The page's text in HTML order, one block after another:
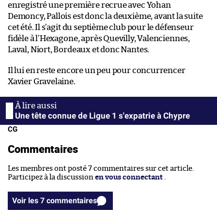
enregistré une première recrue avec Yohan
Demoncy, Pallois est donc la deuxième, avant la suite
cet été. Il s’agit du septième club pour le défenseur
fidèle à l’Hexagone, après Quevilly, Valenciennes,
Laval, Niort, Bordeaux et donc Nantes.
Il lui en reste encore un peu pour concurrencer
Xavier Gravelaine.
Une tête connue de Ligue 1 s'expatrie à Chypre
CG
Commentaires
Les membres ont posté 7 commentaires sur cet article.
Participez à la discussion en vous connectant
Voir les 7 commentaires